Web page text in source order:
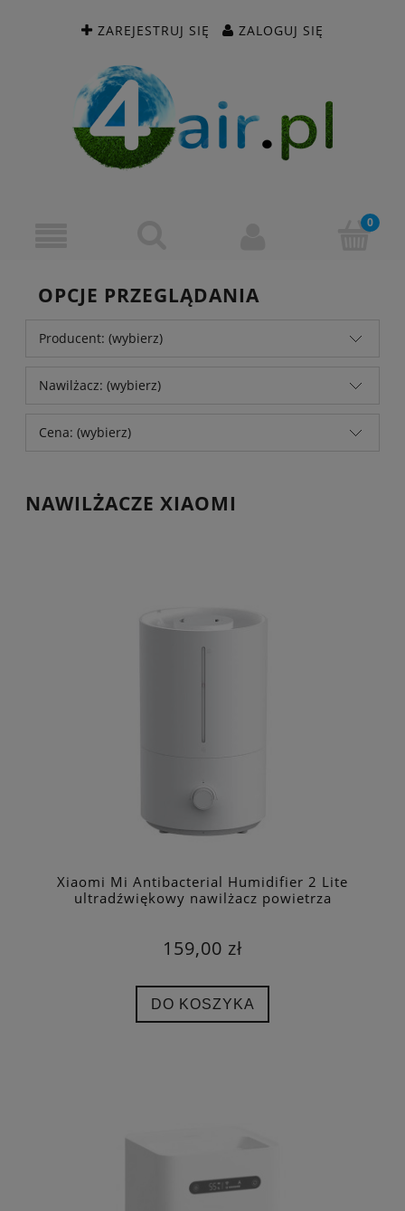
ZAREJESTRUJ SIĘ ZALOGUJ SIĘ
OPCJE PRZEGLĄDANIA
Producent: (wybierz)
Nawilżacz: (wybierz)
Cena: (wybierz)
NAWILŻACZE XIAOMI
Xiaomi Mi Antibacterial Humidifier 2 Lite
ultradźwiękowy nawilżacz powietrza
159,00 zł
DO KOSZYKA